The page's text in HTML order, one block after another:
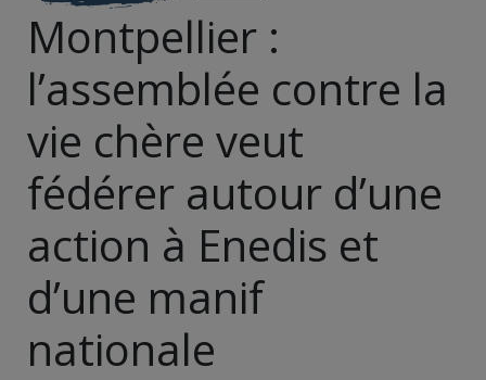
Montpellier :
l’assemblée contre la
vie chère veut
fédérer autour d’une
action à Enedis et
d’une manif
nationale